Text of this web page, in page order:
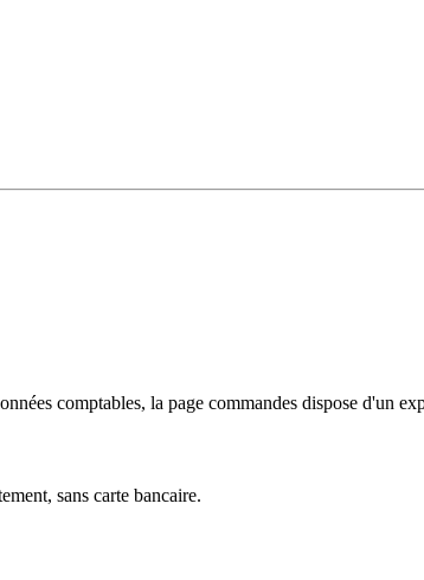
comptables, la page commandes dispose d'un
sans carte bancaire.